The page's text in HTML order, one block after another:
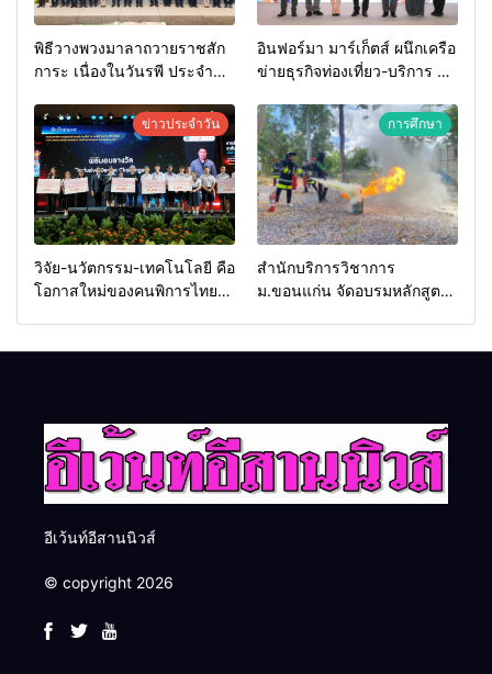
พิธีวางพวงมาลาถวายราชสัก
การะ เนื่องในวันรพี ประจำปี
วันรพี เพื่อเชื่อมความสัมพันธ์
อันดีของหน่วยงานใน
กระบวนการยุติธรรม
อินฟอร์มา มาร์เก็ตส์ ผนึกเครือ
ข่ายธุรกิจท่องเที่ยว-บริการ จัด
2026 เชื่อม 4 งานใหญ่ สร้าง
โอกาสธุรกิจครบวงจร ด้วย
ครับ
ข่าวประจำวัน
วิจัย-นวัตกรรม-เทคโนโลยี คือ
โอกาสใหม่ของคนพิการไทย
การศึกษา
สำนักบริการวิชาการ
ม.ขอนแก่น จัดอบรมหลักสูตร
อีเว้นท์อีสานนิวส์
© copyright 2026